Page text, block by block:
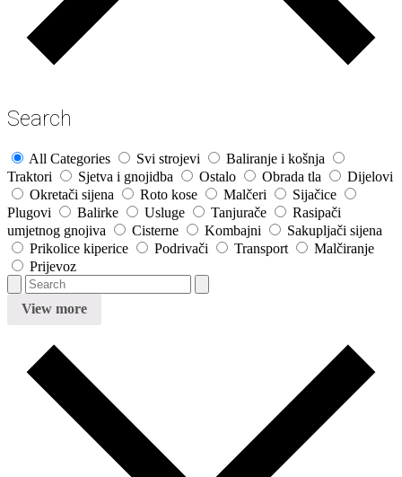
Search
All Categories Svi strojevi
Baliranje i košnja
Traktori
Sjetva i gnojidba Ostalo Obrada tla
Dijelovi
Okretači sijena
Roto kose Malčeri
Sijačice
Plugovi
Balirke Usluge Tanjurače
Rasipači
umjetnog gnojiva
Cisterne Kombajni
Sakupljači sijena
Prikolice kiperice
Podrivači Transport
Malčiranje
Prijevoz
View more